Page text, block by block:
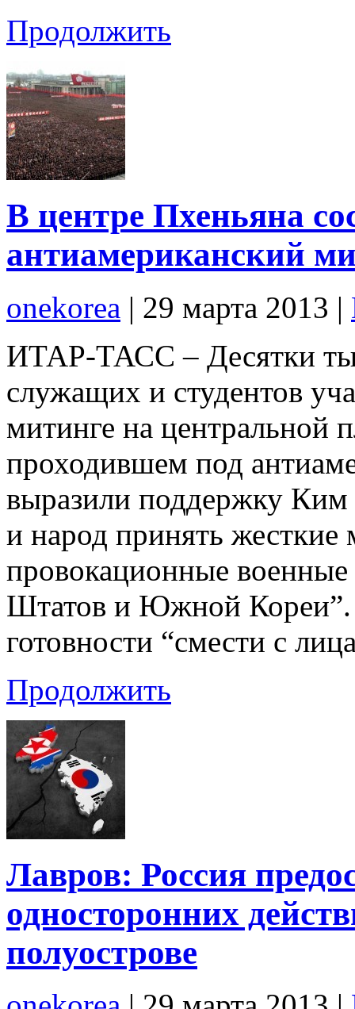
Продолжить
В центре Пхеньяна
антиамериканский
onekorea | 29 марта 2013 |
ИТАР-ТАСС – Десятки
служащих и студентов
митинге на
проходившем под
выразили поддержку
и народ принять жесткие
провокационные
Штатов и Южной Кореи”.
готовности “смести с
Продолжить
Лавров: Россия
односторонних
полуострове